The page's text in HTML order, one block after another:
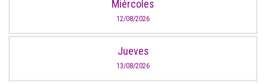
Miércoles
12/08/2026
Jueves
13/08/2026